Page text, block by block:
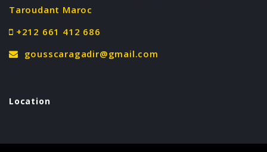
Taroudant Maroc
+212 661 412 686
gousscaragadir@gmail.com
Location